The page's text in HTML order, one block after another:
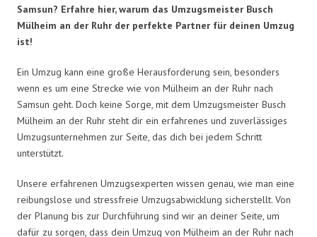
Samsun? Erfahre hier, warum das Umzugsmeister Busch
Mülheim an der Ruhr der perfekte Partner für deinen Umzug
ist!
Ein Umzug kann eine große Herausforderung sein, besonders
wenn es um eine Strecke wie von Mülheim an der Ruhr nach
Samsun geht. Doch keine Sorge, mit dem Umzugsmeister Busch
Mülheim an der Ruhr steht dir ein erfahrenes und zuverlässiges
Umzugsunternehmen zur Seite, das dich bei jedem Schritt
unterstützt.
Unsere erfahrenen Umzugsexperten wissen genau, wie man eine
reibungslose und stressfreie Umzugsabwicklung sicherstellt. Von
der Planung bis zur Durchführung sind wir an deiner Seite, um
dafür zu sorgen, dass dein Umzug von Mülheim an der Ruhr nach